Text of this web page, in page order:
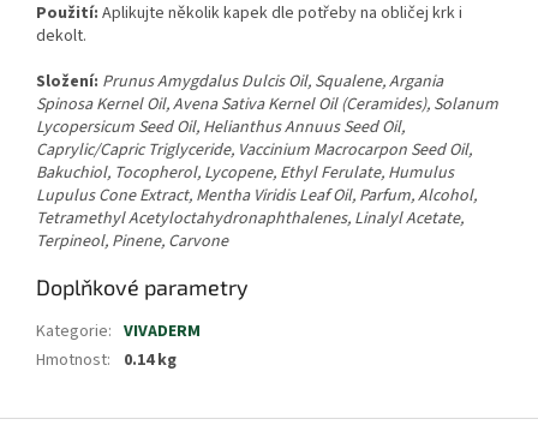
Použití: Aplikujte několik kapek dle potřeby na obličej krk i
dekolt.
Složení: Prunus Amygdalus Dulcis Oil, Squalene, Argania
Spinosa Kernel Oil, Avena Sativa Kernel Oil (Ceramides), Solanum
Lycopersicum Seed Oil, Helianthus Annuus Seed Oil,
Caprylic/Capric Triglyceride, Vaccinium Macrocarpon Seed Oil,
Bakuchiol, Tocopherol, Lycopene, Ethyl Ferulate, Humulus
Lupulus Cone Extract, Mentha Viridis Leaf Oil, Parfum, Alcohol,
Tetramethyl Acetyloctahydronaphthalenes, Linalyl Acetate,
Terpineol, Pinene, Carvone
Doplňkové parametry
Kategorie: VIVADERM
Hmotnost: 0.14 kg